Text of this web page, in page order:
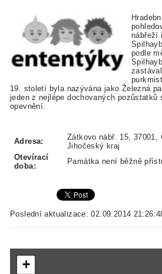
nábřeží
podle
19. století byla nazývána jako Železná
jeden z nejlépe dochovaných pozůstatků
opevnění.
Adresa:
Zátkovo nábř. 15, 37001,
Jihočeský kraj
Otevírací
doba:
Památka není běžně
Poslední aktualizace: 02.09.2014
+